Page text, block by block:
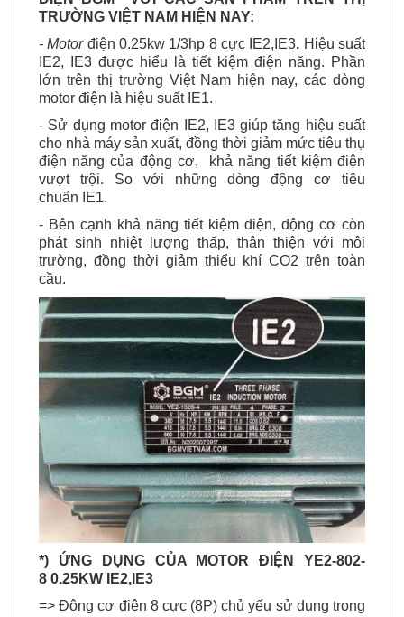
- Motorđiện 0.25kw 1/3hp 8 cực IE2,IE3
IE2, IE3 được hiểu là tiết kiệm điện năng. Phần
lớn trên thị trường Việt Nam hiện nay, các dòng
motor điện là hiệu suất IE1.
- Sử dụng motor điện IE2, IE3 giúp tăng hiệu suất
cho nhà máy sản xuất, đồng thời giảm mức tiêu thụ
điện năng của động cơ, khả năng tiết kiệm điện
vượt trội. So với những dòng động cơ tiêu
chuẩn IE1.
- Bên cạnh khả năng tiết kiệm điện, động cơ còn
phát sinh nhiệt lượng thấp, thân thiện với môi
trường, đồng thời giảm thiểu khí CO2 trên toàn
cầu.
*) ỨNG DỤNG CỦA MOTOR ĐIỆN YE2-802-
8
0.25KW IE2,IE3
=> Động cơ điện 8 cực (8P) chủ yếu sử dụng trong
các ứng dụng dưới đây: